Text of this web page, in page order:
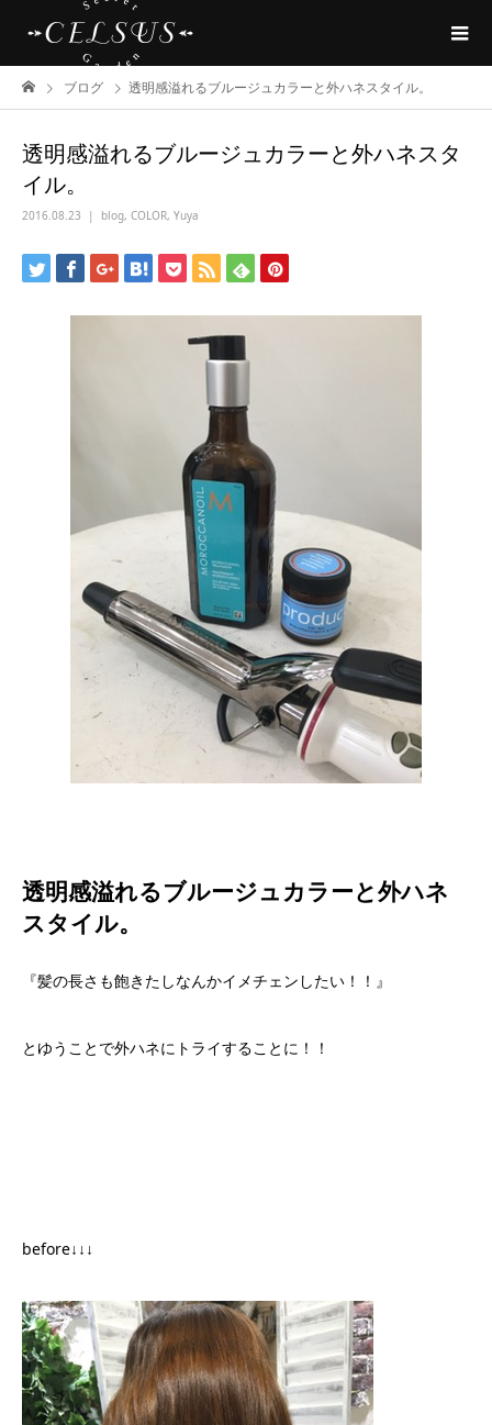
ブログ 透明感溢れるブルージュカラーと外ハネスタイル。
透明感溢れるブルージュカラーと外ハネスタ
イル。
2016.08.23 blog, COLOR, Yuya
透明感溢れるブルージュカラーと外ハネ
スタイル。
『髪の長さも飽きたしなんかイメチェンしたい！！』
とゆうことで外ハネにトライすることに！！
before↓↓↓